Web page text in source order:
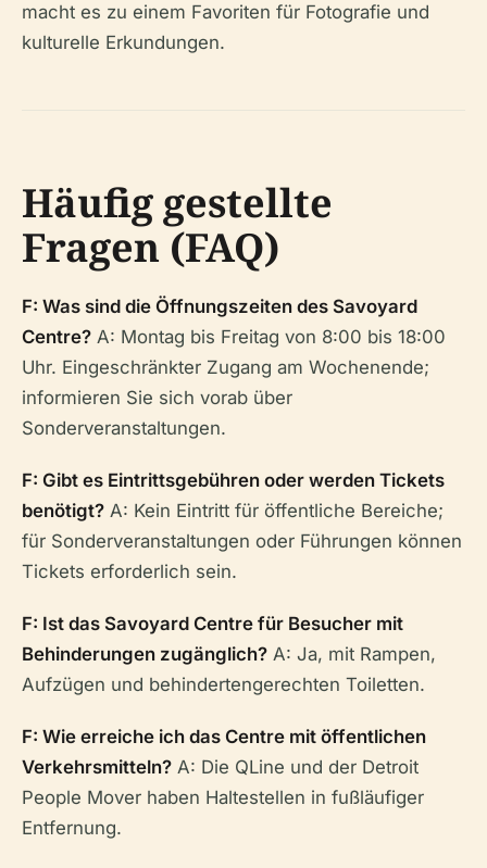
macht es zu einem Favoriten für Fotografie und
kulturelle Erkundungen.
Häufig gestellte
Fragen (FAQ)
F: Was sind die Öffnungszeiten des Savoyard
Centre? A: Montag bis Freitag von 8:00 bis 18:00
Uhr. Eingeschränkter Zugang am Wochenende;
informieren Sie sich vorab über
Sonderveranstaltungen.
F: Gibt es Eintrittsgebühren oder werden Tickets
benötigt? A: Kein Eintritt für öffentliche Bereiche;
für Sonderveranstaltungen oder Führungen können
Tickets erforderlich sein.
F: Ist das Savoyard Centre für Besucher mit
Behinderungen zugänglich? A: Ja, mit Rampen,
Aufzügen und behindertengerechten Toiletten.
F: Wie erreiche ich das Centre mit öffentlichen
Verkehrsmitteln? A: Die QLine und der Detroit
People Mover haben Haltestellen in fußläufiger
Entfernung.